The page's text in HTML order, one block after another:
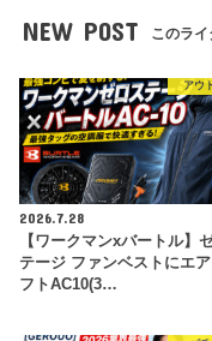
NEW POST このラ
アウ
2026.7.28
【ワークマンxバートル】
テージ ファンベストにエ
フトAC10(3…